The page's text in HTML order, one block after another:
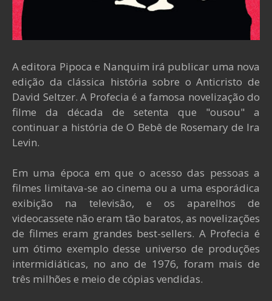
A editora Pipoca e Nanquim irá publicar uma nova
edição da clássica história sobre o Anticristo de
David Seltzer. A Profecia é a famosa novelização do
filme da década de setenta que "ousou" a
continuar a história de O Bebê de Rosemary de Ira
Levin.
Em uma época em que o acesso das pessoas a
filmes limitava-se ao cinema ou a uma esporádica
exibição na televisão, e os aparelhos de
videocassete não eram tão baratos, as novelizações
de filmes eram grandes best-sellers. A Profecia é
um ótimo exemplo desse universo de produções
intermidiáticas, no ano de 1976, foram mais de
três milhões e meio de cópias vendidas.